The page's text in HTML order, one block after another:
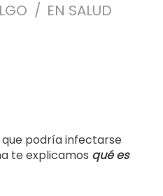
EN SALUD
que podría infectarse
te explicamos quées